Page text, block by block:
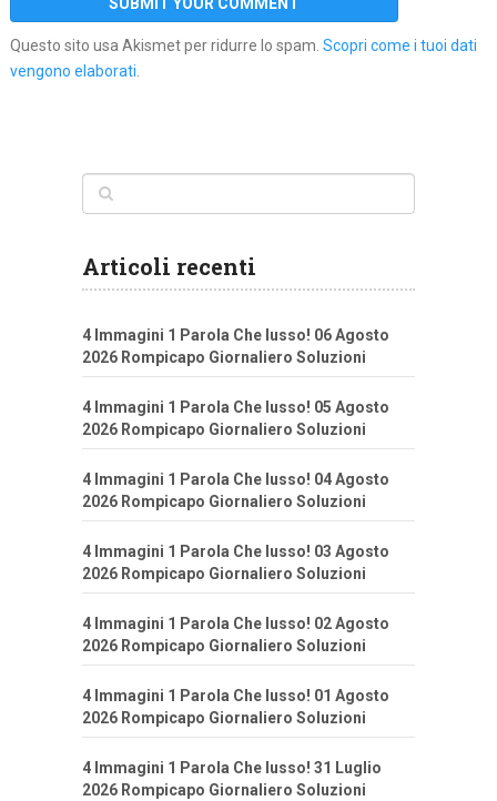
Questo sito usa Akismet per ridurre lo spam. Scopri come i tuoi dati
vengono elaborati.
Articoli recenti
4 Immagini 1 Parola Che lusso! 06 Agosto
2026 Rompicapo Giornaliero Soluzioni
4 Immagini 1 Parola Che lusso! 05 Agosto
2026 Rompicapo Giornaliero Soluzioni
4 Immagini 1 Parola Che lusso! 04 Agosto
2026 Rompicapo Giornaliero Soluzioni
4 Immagini 1 Parola Che lusso! 03 Agosto
2026 Rompicapo Giornaliero Soluzioni
4 Immagini 1 Parola Che lusso! 02 Agosto
2026 Rompicapo Giornaliero Soluzioni
4 Immagini 1 Parola Che lusso! 01 Agosto
2026 Rompicapo Giornaliero Soluzioni
4 Immagini 1 Parola Che lusso! 31 Luglio
2026 Rompicapo Giornaliero Soluzioni